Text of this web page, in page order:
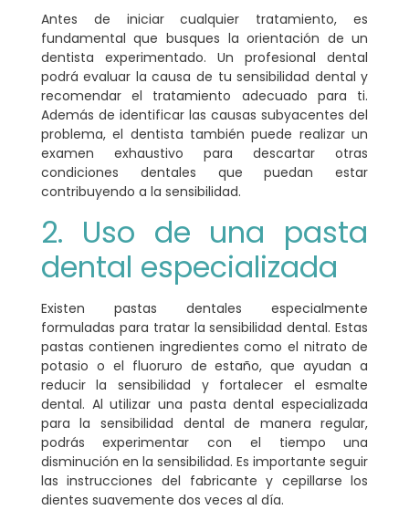
Antes de iniciar cualquier tratamiento, es
fundamental que busques la orientación de un
dentista experimentado. Un profesional dental
podrá evaluar la causa de tu sensibilidad dental y
recomendar el tratamiento adecuado para ti.
Además de identificar las causas subyacentes del
problema, el dentista también puede realizar un
examen exhaustivo para descartar otras
condiciones dentales que puedan estar
contribuyendo a la sensibilidad.
2. Uso de una pasta
dental especializada
Existen pastas dentales especialmente
formuladas para tratar la sensibilidad dental. Estas
pastas contienen ingredientes como el nitrato de
potasio o el fluoruro de estaño, que ayudan a
reducir la sensibilidad y fortalecer el esmalte
dental. Al utilizar una pasta dental especializada
para la sensibilidad dental de manera regular,
podrás experimentar con el tiempo una
disminución en la sensibilidad. Es importante seguir
las instrucciones del fabricante y cepillarse los
dientes suavemente dos veces al día.